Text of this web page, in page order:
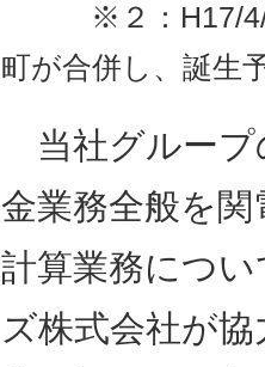
※２：H17/4/1に
町が合併し、誕生
当社グループ
金業務全般を
計算業務につ
ズ株式会社が